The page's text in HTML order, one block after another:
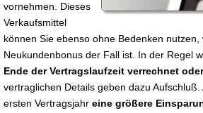
vornehmen. Dieses
Verkaufsmittel
können Sie ebenso ohne Bedenken nutzen,
Neukundenbonus der Fall ist. In der Regel
Ende der Vertragslaufzeit verrechnet
vertraglichen Details geben dazu
ersten Vertragsjahr eine größere